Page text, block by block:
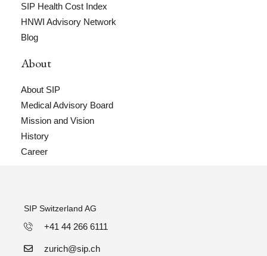
SIP Health Cost Index
HNWI Advisory Network
Blog
About
About SIP
Medical Advisory Board
Mission and Vision
History
Career
SIP Switzerland AG
+41 44 266 6111
zurich@sip.ch